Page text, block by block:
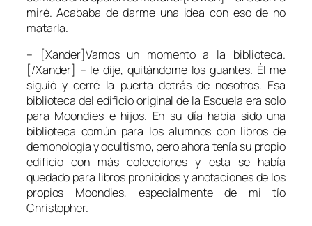
miré. Acababa de darme una idea con eso de no
matarla.
– [Xander]Vamos un momento a la biblioteca.
[/Xander] – le dije, quitándome los guantes. Él me
siguió y cerré la puerta detrás de nosotros. Esa
biblioteca del edificio original de la Escuela era solo
para Moondies e hijos. En su día había sido una
biblioteca común para los alumnos con libros de
demonología y ocultismo, pero ahora tenía su propio
edificio con más colecciones y esta se había
quedado para libros prohibidos y anotaciones de los
propios Moondies, especialmente de mi tío
Christopher.